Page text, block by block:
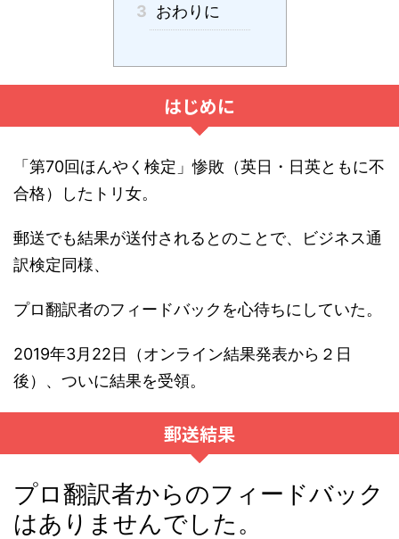
3 おわりに
はじめに
「第70回ほんやく検定」惨敗（英日・日英ともに不
合格）したトリ女。
郵送でも結果が送付されるとのことで、ビジネス通
訳検定同様、
プロ翻訳者のフィードバックを心待ちにしていた。
2019年3月22日（オンライン結果発表から２日
後）、ついに結果を受領。
郵送結果
プロ翻訳者からのフィードバック
はありませんでした。